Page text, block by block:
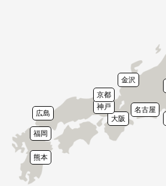
大阪
神戸 名古屋
京都
広島
福岡
熊本
金沢